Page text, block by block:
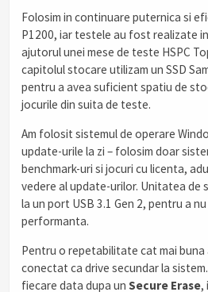
Folosim in continuare puternica si
P1200, iar testele au fost realizate
ajutorul unei mese de teste HSPC
capitolul stocare utilizam un SSD
pentru a avea suficient spatiu de
jocurile din suita de teste.
Am folosit sistemul de operare
update-urile la zi – folosim doar
benchmark-uri si jocuri cu licenta,
vedere al update-urilor. Unitatea
la un port USB 3.1 Gen 2, pentru a
performanta.
Pentru o repetabilitate cat mai
conectat ca drive secundar la
fiecare data dupa un Secure Erase,